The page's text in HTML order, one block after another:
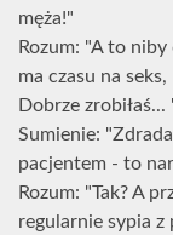
męża!"
Rozum: "A to
ma czasu na
Dobrze
Sumienie:
pacjentem - to
Rozum: "Tak? A
regularnie sypia z